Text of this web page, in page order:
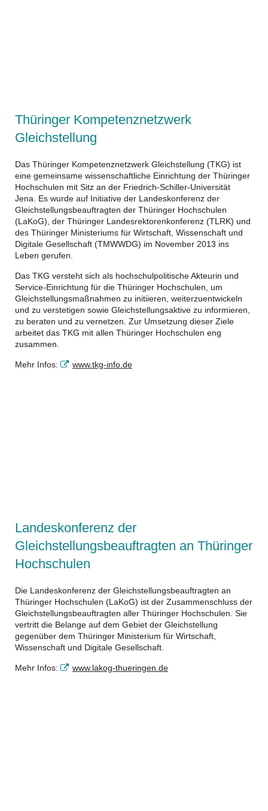
Thüringer Kompetenznetzwerk
Gleichstellung
Das Thüringer Kompetenznetzwerk Gleichstellung (TKG) ist
eine gemeinsame wissenschaftliche Einrichtung der Thüringer
Hochschulen mit Sitz an der Friedrich-Schiller-Universität
Jena. Es wurde auf Initiative der Landeskonferenz der
Gleichstellungsbeauftragten der Thüringer Hochschulen
(LaKoG), der Thüringer Landesrektorenkonferenz (TLRK) und
des Thüringer Ministeriums für Wirtschaft, Wissenschaft und
Digitale Gesellschaft (TMWWDG) im November 2013 ins
Leben gerufen.
Das TKG versteht sich als hochschulpolitische Akteurin und
Service-Einrichtung für die Thüringer Hochschulen, um
Gleichstellungsmaßnahmen zu initiieren, weiterzuentwickeln
und zu verstetigen sowie Gleichstellungsaktive zu informieren,
zu beraten und zu vernetzen. Zur Umsetzung dieser Ziele
arbeitet das TKG mit allen Thüringer Hochschulen eng
zusammen.
Mehr Infos: www.tkg-info.de
Landeskonferenz der
Gleichstellungsbeauftragten an Thüringer
Hochschulen
Die Landeskonferenz der Gleichstellungsbeauftragten an
Thüringer Hochschulen (LaKoG) ist der Zusammenschluss der
Gleichstellungsbeauftragten aller Thüringer Hochschulen. Sie
vertritt die Belange auf dem Gebiet der Gleichstellung
gegenüber dem Thüringer Ministerium für Wirtschaft,
Wissenschaft und Digitale Gesellschaft.
Mehr Infos: www.lakog-thueringen.de